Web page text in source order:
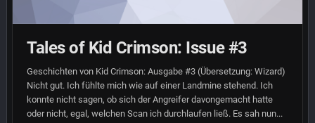
Tales of Kid Crimson: Issue #3
Geschichten von Kid Crimson: Ausgabe #3 (Übersetzung: Wizard)
Nicht gut. Ich fühlte mich wie auf einer Landmine stehend. Ich
konnte nicht sagen, ob sich der Angreifer davongemacht hatte
oder nicht, egal, welchen Scan ich durchlaufen ließ. Es sah nun...